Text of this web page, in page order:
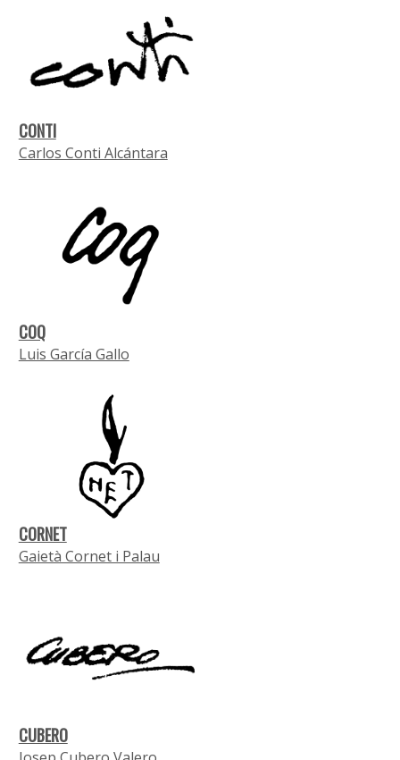
CONTI
Carlos Conti Alcántara
COQ
Luis García Gallo
CORNET
Gaietà Cornet i Palau
CUBERO